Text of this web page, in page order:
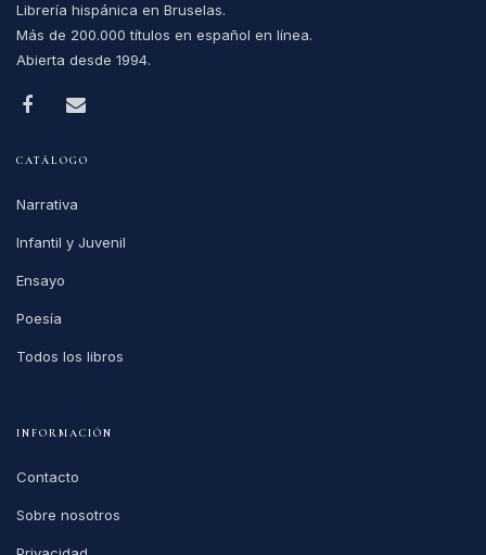
Librería hispánica en Bruselas.
Más de 200.000 títulos en español en línea.
Abierta desde 1994.
CATÁLOGO
Narrativa
Infantil y Juvenil
Ensayo
Poesía
Todos los libros
INFORMACIÓN
Contacto
Sobre nosotros